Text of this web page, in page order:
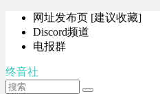
网址发布页 [建议收藏]
Discord频道
电报群
终音社